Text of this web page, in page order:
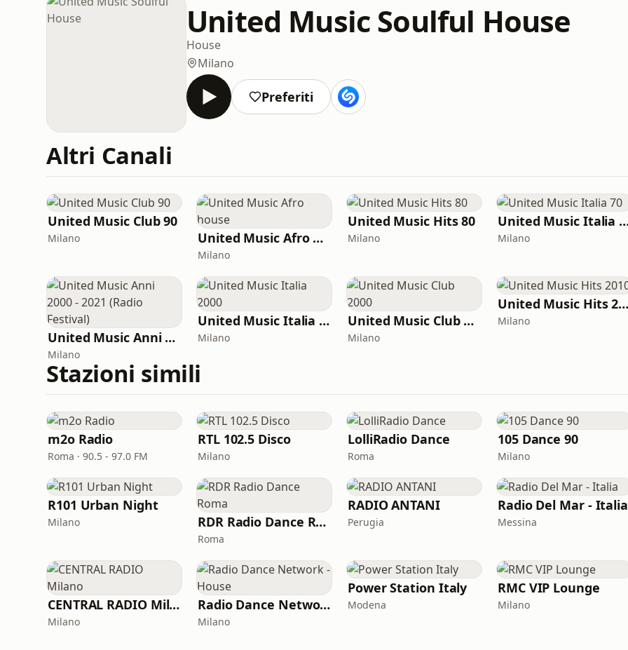
United Music Soulful House
House
Milano
Preferiti
Altri Canali
United Music Club 90
Milano United Music Afro house
Milano
United Music Hits 80
Milano
United
Milano
United Music Anni 2000 - 2021 (Radio Festival)
Milano
United Music Italia 2000
Milano
United Music Club 2000
Milano
United Music Hits 2010
Milano
Stazioni simili
m2o Radio
Roma · 90.5 - 97.0 FM
RTL 102.5 Disco
Milano
LolliRadio Dance
Roma
105 Dance 90
Milano
R101 Urban Night
Milano RDR Radio Dance Roma
Roma
RADIO ANTANI
Perugia
Radio Del Mar - Italia
Messina
CENTRAL RADIO Milano
Milano
Radio Dance Network - House
Milano
Power Station Italy
Modena
RMC VIP Lounge
Milano